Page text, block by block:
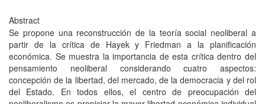
Abstract
Se propone una reconstrucción de la teoría social neoliberal a
partir de la crítica de Hayek y Friedman a la planificación
económica. Se muestra la importancia de esta crítica dentro del
pensamiento neoliberal considerando cuatro aspectos:
concepción de la libertad, del mercado, de la democracia y del rol
del Estado. En todos ellos, el centro de preocupación del